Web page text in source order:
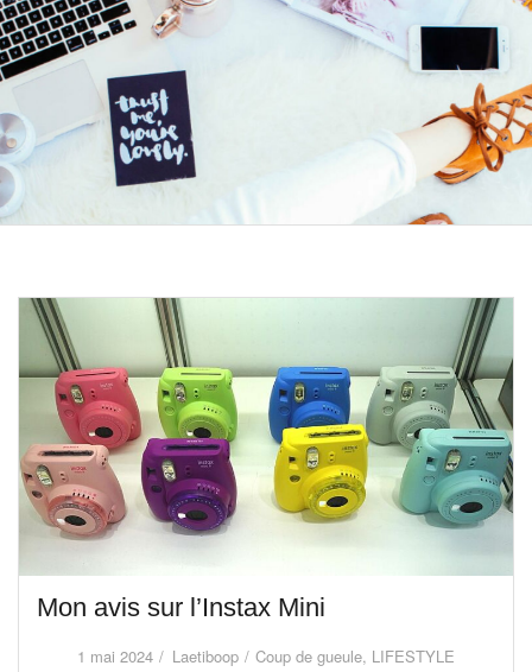
Mon avis sur l’Instax Mini
1 mai 2024 Laetiboop Coup de gueule, LIFESTYLE